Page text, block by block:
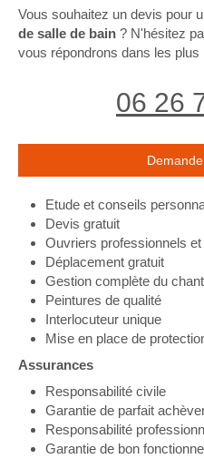
Vous souhaitez un devis pour
de salle de bain ? N'hésitez
vous répondrons dans les plus
06 26
Etude et conseils
Devis gratuit
Ouvriers professionnels et
Déplacement gratuit
Gestion complète du
Peintures de qualité
Interlocuteur unique
Mise en place de
Assurances
Responsabilité civile
Garantie de parfait
Responsabilité
Garantie de bon